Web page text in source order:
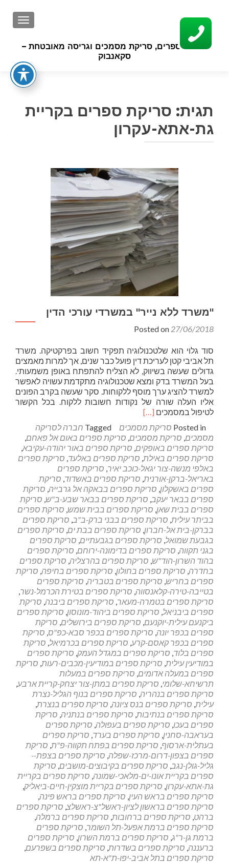
סריקת ספרים, סריקת מסמכים וגריסה מאובטחת –
סקאנבוק
תגית: סריקת ספרים בקריית
גת-אתא-עקרון
"משרד ללא נייר" במשרדי עורכי הדין
Posted on 27/06/2018
סוד גלוי הוא שלטכנולוגיה תפקיד חשוב בפרקטיקה. משרד
תל אביבי קטן לעריכת דין פועל כבר שנים, אך למרות מאמצים
גדולים שעשה בשיווק, לא הצליח להתפתח באופן משמעותי.
בעל המשרד בדק ומצא שטכנולוגיה מתקדמת עשויה לאפשר
למשרד להציג ערך מוסף ללקוחות. סקר שעשה בקרב הפונים
אליו העלה שורה של נקודות חשובות ללקוח. בכל הקשור
לטיפול במסמכים Read
about
"משרד
ללא
נייר"
במשרדי
עורכי
הדין
[…]
Posted in סריקת מסמכים Tagged חברה לסריקה
מסמכים, סריקת מסמכים, סריקת ספרים באום אל פאחם,
סריקת ספרים באופקים, סריקת ספרים באור יהודה-עקיבא,
סריקת ספרים באילת, סריקת ספרים באלעד, סריקת ספרים
באלפי מנשה-צור יגאל-כוכב יאיר, סריקת ספרים
באריאל-ברקן-אורנית, סריקת ספרים באשדוד, סריקת
ספרים באשקלון, סריקת ספרים בבאקה אל גרבייה, סריקת
ספרים בבאר יעקב, סריקת ספרים בבאר שבע-ב"ש, סריקת
ספרים בבית שאן, סריקת ספרים בבית שמש, סריקת ספרים
בביתר עילית, סריקת ספרים בבני ברק-ב"ב, סריקת ספרים
בברקן-בית אל-חברון, סריקת ספרים בבת ים, סריקת ספרים
בגבעת שמואל, סריקת ספרים בגבעתיים, סריקת ספרים
בגני תקווה, סריקת ספרים בדימונה-ירוחם, סריקת ספרים
בהוד השרון-הוד"ש, סריקת ספרים בהרצליה, סריקת ספרים
בחדרה, סריקת ספרים בחולון, סריקת ספרים בחיפה, סריקת
ספרים בחריש, סריקת ספרים בטבריה, סריקת ספרים
בטייבה-טירה-קלאנסווה, סריקת ספרים בטירת הכרמל-נשר,
סריקת ספרים בטמרה-מעאר, סריקת ספרים ביבנה, סריקת
ספרים ביבניאל, סריקת ספרים ביהוד-מונוסון, סריקת ספרים
ביקנעם עילית-יוקנעם, סריקת ספרים בירושלים, סריקת
ספרים בכפר יונה, סריקת ספרים בכפר סבא-כפ"ס, סריקת
ספרים בכפר קאסם-קרע, סריקת ספרים בכרמיאל, סריקת
ספרים בלוד, סריקת ספרים במגדל העמק, סריקת ספרים
במודיעין עילית, סריקת ספרים במודיעין-מכבים-רעות, סריקת
ספרים במעלה אדומים, סריקת ספרים במעלות
תרשיחא-שלומי, סריקת ספרים במתן-צור יצחק-קריית ארבע,
סריקת ספרים בנהריה, סריקת ספרים בנוף הגליל-נצרת
עילית, סריקת ספרים בנס ציונה, סריקת ספרים בנצרת,
סריקת ספרים בנתיבות, סריקת ספרים בנתניה, סריקת
ספרים בעכו, סריקת ספרים בעפולה, סריקת ספרים
בעראבה-סחנין, סריקת ספרים בערד, סריקת ספרים
בעתלית-ארסוף, סריקת ספרים בפתח תקווה-פ"ת, סריקת
ספרים בצפון-דרום-מרכז-שפלה, סריקת ספרים בצפת--
גליל-גולן-נגב, סריקת ספרים בקיבוצים-מושבים, סריקת
ספרים בקריית אונו-ים-מלאכי-שמונה, סריקת ספרים בקריית
גת-אתא-עקרון, סריקת ספרים בקריית מוצקין-חיים-ביאליק,
סריקת ספרים בראש העין, סריקת ספרים בראש פינה,
סריקת ספרים בראשון לציון-ראשל"צ-ראשלצ, סריקת ספרים
ברהט, סריקת ספרים ברחובות, סריקת ספרים ברמלה,
סריקת ספרים ברמת אפעל-תל השומר, סריקת ספרים
ברמת גן-ר"ג, סריקת ספרים ברמת השרון, סריקת ספרים
ברעננה, סריקת ספרים בשדרות, סריקת ספרים בשפרעם,
סריקת ספרים בתל אביב-יפו-ת"א-תא